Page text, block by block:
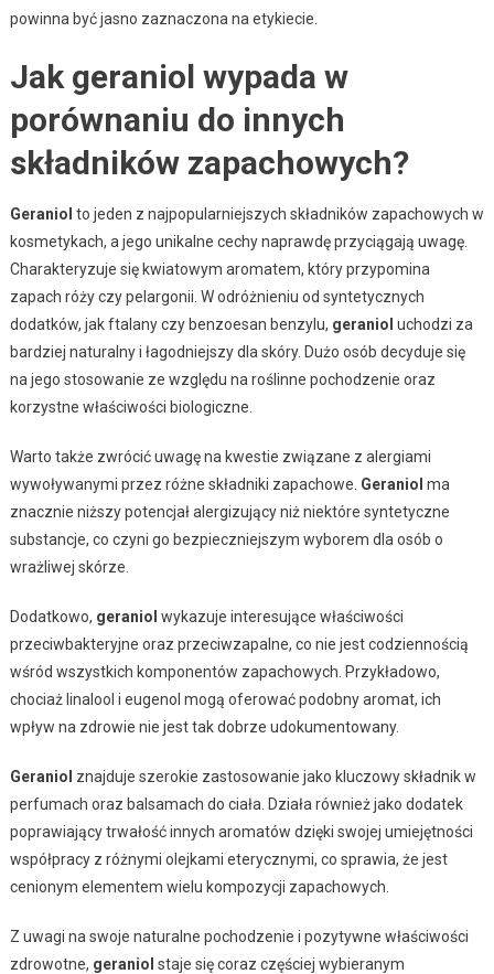
powinna być jasno zaznaczona na etykiecie.
Jak geraniol wypada w
porównaniu do innych
składników zapachowych?
Geraniol to jeden z najpopularniejszych składników zapachowych w
kosmetykach, a jego unikalne cechy naprawdę przyciągają uwagę.
Charakteryzuje się kwiatowym aromatem, który przypomina
zapach róży czy pelargonii. W odróżnieniu od syntetycznych
dodatków, jak ftalany czy benzoesan benzylu, geraniol uchodzi za
bardziej naturalny i łagodniejszy dla skóry. Dużo osób decyduje się
na jego stosowanie ze względu na roślinne pochodzenie oraz
korzystne właściwości biologiczne.
Warto także zwrócić uwagę na kwestie związane z alergiami
wywoływanymi przez różne składniki zapachowe. Geraniol ma
znacznie niższy potencjał alergizujący niż niektóre syntetyczne
substancje, co czyni go bezpieczniejszym wyborem dla osób o
wrażliwej skórze.
Dodatkowo, geraniol wykazuje interesujące właściwości
przeciwbakteryjne oraz przeciwzapalne, co nie jest codziennością
wśród wszystkich komponentów zapachowych. Przykładowo,
chociaż linalool i eugenol mogą oferować podobny aromat, ich
wpływ na zdrowie nie jest tak dobrze udokumentowany.
Geraniol znajduje szerokie zastosowanie jako kluczowy składnik w
perfumach oraz balsamach do ciała. Działa również jako dodatek
poprawiający trwałość innych aromatów dzięki swojej umiejętności
współpracy z różnymi olejkami eterycznymi, co sprawia, że jest
cenionym elementem wielu kompozycji zapachowych.
Z uwagi na swoje naturalne pochodzenie i pozytywne właściwości
zdrowotne, geraniol staje się coraz częściej wybieranym